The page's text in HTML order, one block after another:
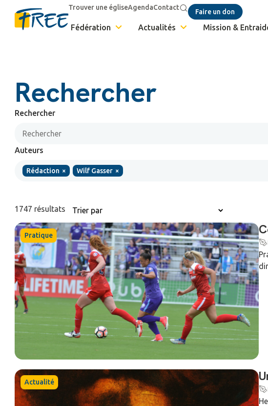
Trouver une égliseAgendaContact
Faire un don
Fédération Actualités Mission &
Rechercher
Rechercher
Auteurs
Rédaction × Wilf Gasser ×
1747 résultats
Pratique
Actualité